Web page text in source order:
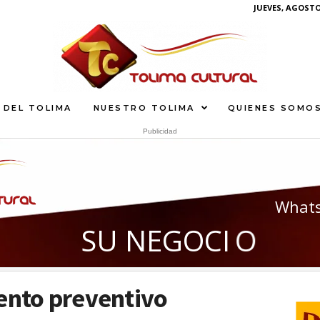
JUEVES,
DEL TOLIMA NUESTRO TOLIMA QUIENES
Publicidad
SU NEGOCI O
preventivo